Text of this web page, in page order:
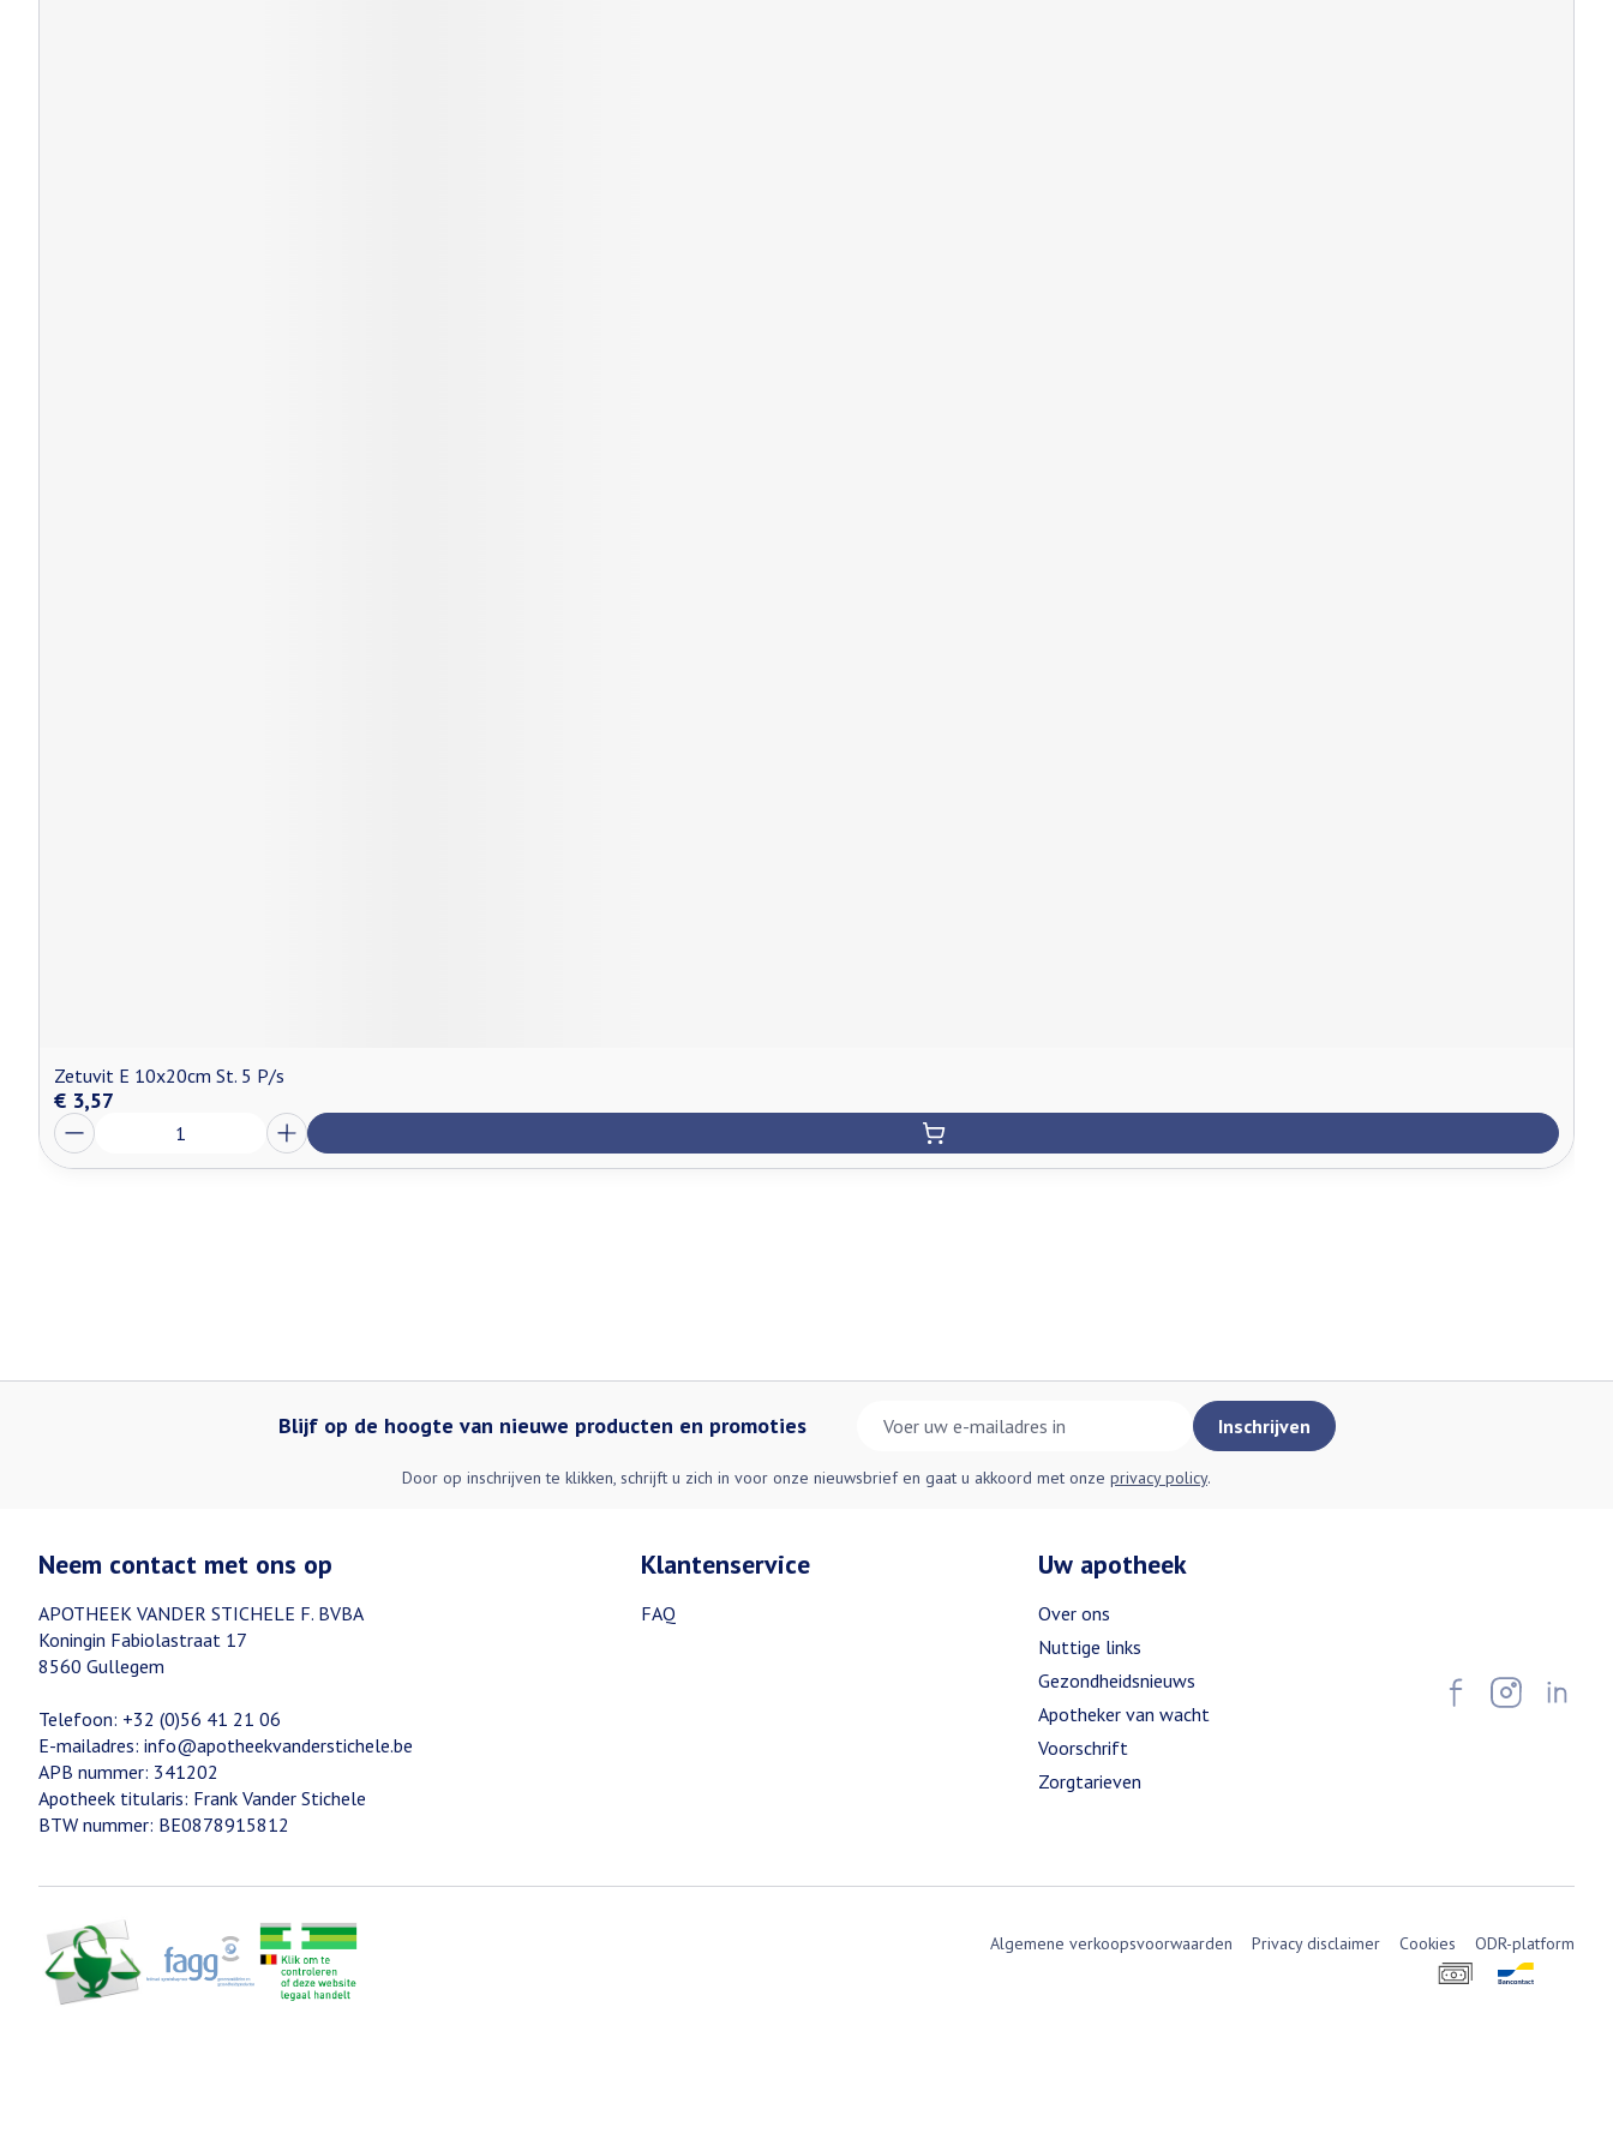
Zetuvit E 10x20cm St. 5 P/s
€ 3,57
Aantal
Blijf op de hoogte van nieuwe producten en promoties Inschrijven
Door op inschrijven te klikken, schrijft u zich in voor onze nieuwsbrief en gaat u akkoord met onze privacy policy.
Neem contact met ons op
APOTHEEK VANDER STICHELE F. BVBA
Koningin Fabiolastraat 17
8560 Gullegem
Telefoon: +32 (0)56 41 21 06
E-mailadres: info@apotheekvanderstichele.be
APB nummer: 341202
Apotheek titularis: Frank Vander Stichele
BTW nummer: BE0878915812
Klantenservice
FAQ
Uw apotheek
Over ons
Nuttige links
Gezondheidsnieuws
Apotheker van wacht
Voorschrift
Zorgtarieven
Algemene verkoopsvoorwaarden Privacy disclaimer Cookies ODR-platform